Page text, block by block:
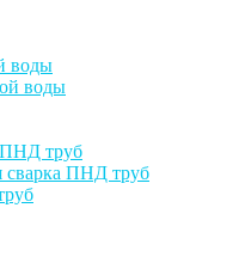
воды
воды
ПНД труб
сварка ПНД труб